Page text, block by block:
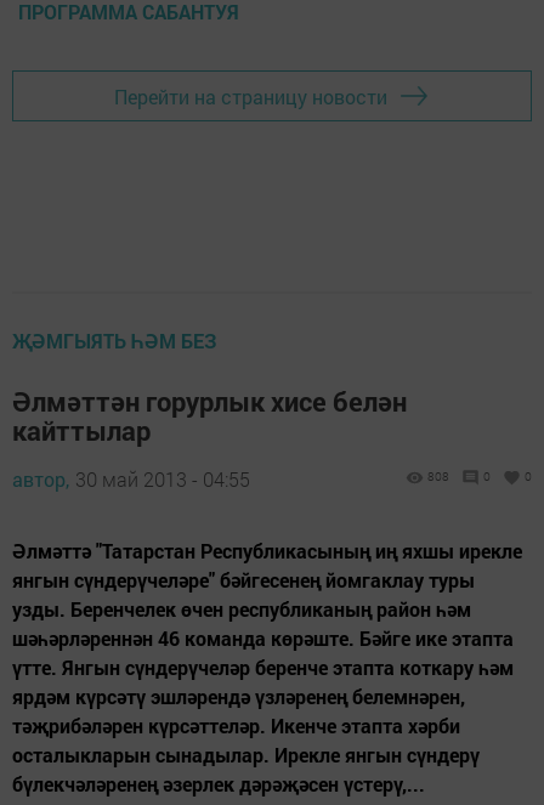
ПРОГРАММА САБАНТУЯ
Перейти на страницу новости
ҖӘМГЫЯТЬ ҺӘМ БЕЗ
Әлмәттән горурлык хисе белән
кайттылар
автор, 30 май 2013 - 04:55 808 0 0
Әлмәттә "Татарстан Республикасының иң яхшы ирекле
янгын сүндерүчеләре" бәйгесенең йомгаклау туры
узды. Беренчелек өчен республиканың район һәм
шәһәрләреннән 46 команда көрәште. Бәйге ике этапта
үтте. Янгын сүндерүчеләр беренче этапта коткару һәм
ярдәм күрсәтү эшләрендә үзләренең белемнәрен,
тәҗрибәләрен күрсәттеләр. Икенче этапта хәрби
осталыкларын сынадылар. Ирекле янгын сүндерү
бүлекчәләренең әзерлек дәрәҗәсен үстерү,...